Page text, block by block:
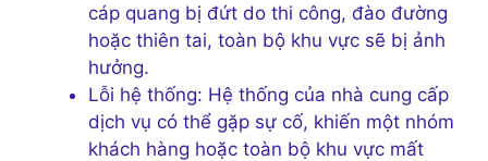
cáp quang bị đứt do thi công, đào đường
hoặc thiên tai, toàn bộ khu vực sẽ bị ảnh
hưởng.
Lỗi hệ thống: Hệ thống của nhà cung cấp
dịch vụ có thể gặp sự cố, khiến một nhóm
khách hàng hoặc toàn bộ khu vực mất